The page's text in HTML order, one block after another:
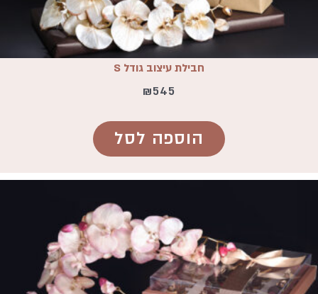
חבילת עיצוב גודל S
₪545
הוספה לסל